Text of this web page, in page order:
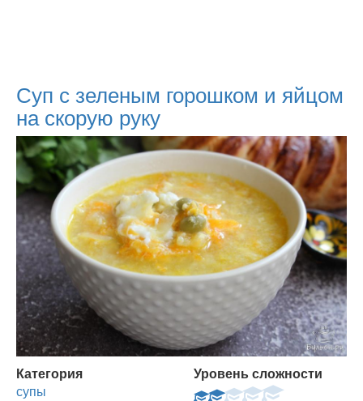
Суп с зеленым горошком и яйцом
на скорую руку
Категория
супы
Уровень сложности